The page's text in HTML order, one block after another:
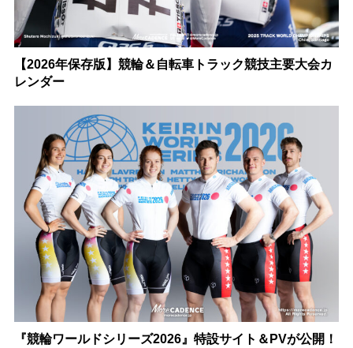
【2026年保存版】競輪＆自転車トラック競技主要大会カ
レンダー
『競輪ワールドシリーズ2026』特設サイト＆PVが公開！